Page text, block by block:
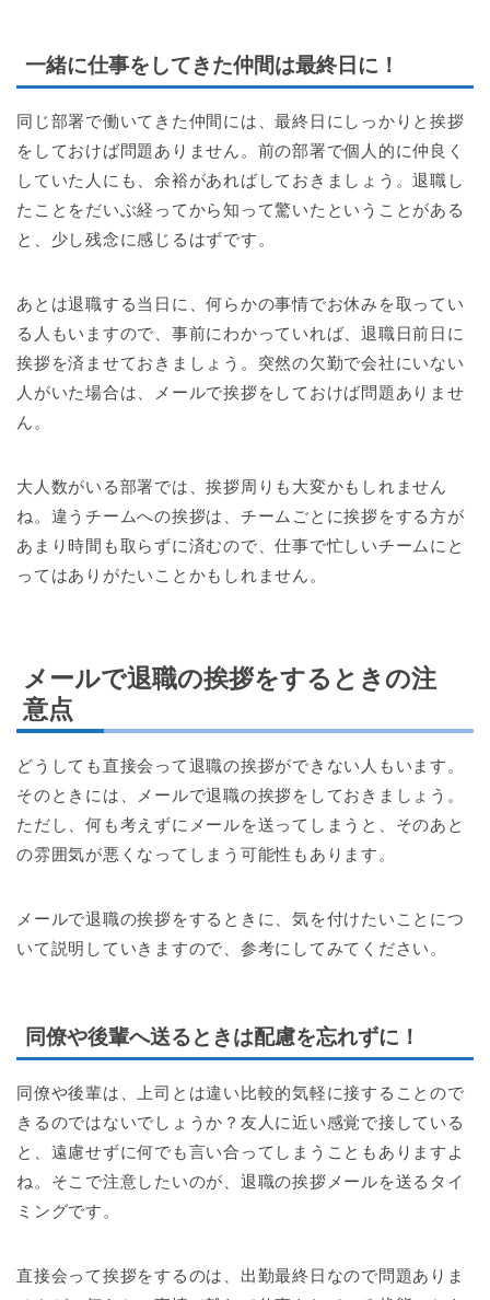
一緒に仕事をしてきた仲間は最終日に！
同じ部署で働いてきた仲間には、最終日にしっかりと挨拶
をしておけば問題ありません。前の部署で個人的に仲良く
していた人にも、余裕があればしておきましょう。退職し
たことをだいぶ経ってから知って驚いたということがある
と、少し残念に感じるはずです。
あとは退職する当日に、何らかの事情でお休みを取ってい
る人もいますので、事前にわかっていれば、退職日前日に
挨拶を済ませておきましょう。突然の欠勤で会社にいない
人がいた場合は、メールで挨拶をしておけば問題ありませ
ん。
大人数がいる部署では、挨拶周りも大変かもしれません
ね。違うチームへの挨拶は、チームごとに挨拶をする方が
あまり時間も取らずに済むので、仕事で忙しいチームにと
ってはありがたいことかもしれません。
メールで退職の挨拶をするときの注
意点
どうしても直接会って退職の挨拶ができない人もいます。
そのときには、メールで退職の挨拶をしておきましょう。
ただし、何も考えずにメールを送ってしまうと、そのあと
の雰囲気が悪くなってしまう可能性もあります。
メールで退職の挨拶をするときに、気を付けたいことにつ
いて説明していきますので、参考にしてみてください。
同僚や後輩へ送るときは配慮を忘れずに！
同僚や後輩は、上司とは違い比較的気軽に接することので
きるのではないでしょうか？友人に近い感覚で接している
と、遠慮せずに何でも言い合ってしまうこともありますよ
ね。そこで注意したいのが、退職の挨拶メールを送るタイ
ミングです。
直接会って挨拶をするのは、出勤最終日なので問題ありま